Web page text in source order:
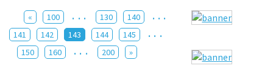
« 100 ... 130 140 ...
141 142 143 144 145 ...
150 160 ... 200 »